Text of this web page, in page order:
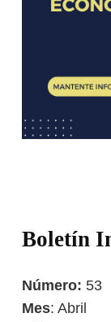
Boletín
Número: 53
Mes: Abril